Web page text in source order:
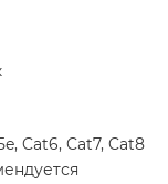
Cat6, Cat7, Cat8